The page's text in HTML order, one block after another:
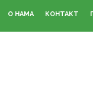
О НАМА КОНТАКТ